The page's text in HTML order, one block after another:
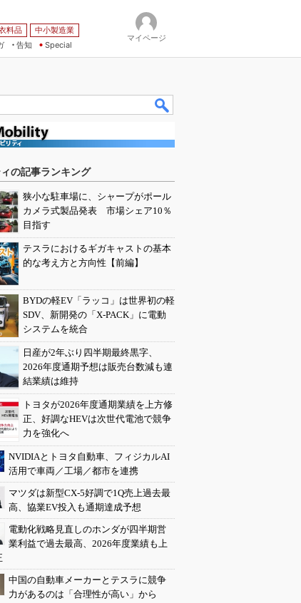
料品
中小製造業
告知 Special
マイページ
の記事ランキング
狭小な駐車場に、シャープがポール
カメラ式製品発表 市場シェア10％
目指す
テスラにおけるギガキャストの基本
的な考え方と方向性【前編】
BYDの軽EV「ラッコ」は世界初の軽
SDV、新開発の「X-PACK」に電動
システムを統合
日産が2年ぶり四半期最終黒字、
2026年度通期予想は販売台数減も連
結業績は維持
トヨタが2026年度通期業績を上方修
正、好調なHEVは次世代電池で競争
力を強化へ
NVIDIAとトヨタ自動車、フィジカルAI
活用で車両／工場／都市を連携
マツダは新型CX-5好調で1Q売上過去最
高、協業EV投入も通期達成予想
電動化戦略見直しのホンダが四半期営
業利益で過去最高、2026年度業績も上
中国の自動車メーカーとテスラに競争
力があるのは「合理性が高い」から